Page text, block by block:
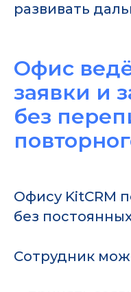
развивать
Офис
заявки и
без
Офису KitCRM
без
Сотрудник